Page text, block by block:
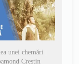
unei chemări |
Creștin